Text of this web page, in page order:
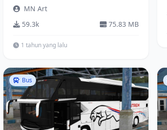
MN Art
59.3k
75.83 MB
1 tahun yang lalu
Bus